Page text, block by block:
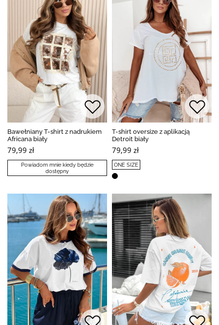
Bawełniany T-shirt z nadrukiem
Africana biały
79,99 zł
Powiadom mnie kiedy będzie
dostępny
T-shirt oversize z aplikacją
Detroit biały
79,99 zł
ONE SIZE